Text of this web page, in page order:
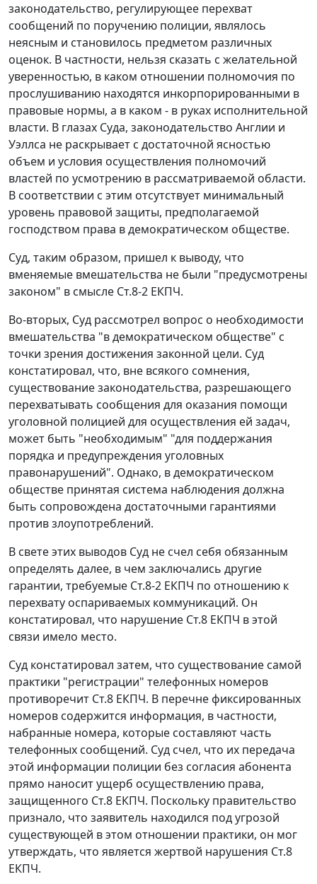
законодательство, регулирующее перехват
сообщений по поручению полиции, являлось
неясным и становилось предметом различных
оценок. В частности, нельзя сказать с желательной
уверенностью, в каком отношении полномочия по
прослушиванию находятся инкорпорированными в
правовые нормы, а в каком - в руках исполнительной
власти. В глазах Суда, законодательство Англии и
Уэллса не раскрывает с достаточной ясностью
объем и условия осуществления полномочий
властей по усмотрению в рассматриваемой области.
В соответствии с этим отсутствует минимальный
уровень правовой защиты, предполагаемой
господством права в демократическом обществе.
Суд, таким образом, пришел к выводу, что
вменяемые вмешательства не были "предусмотрены
законом" в смысле Ст.8-2 ЕКПЧ.
Во-вторых, Суд рассмотрел вопрос о необходимости
вмешательства "в демократическом обществе" с
точки зрения достижения законной цели. Суд
констатировал, что, вне всякого сомнения,
существование законодательства, разрешающего
перехватывать сообщения для оказания помощи
уголовной полицией для осуществления ей задач,
может быть "необходимым" "для поддержания
порядка и предупреждения уголовных
правонарушений". Однако, в демократическом
обществе принятая система наблюдения должна
быть сопровождена достаточными гарантиями
против злоупотреблений.
В свете этих выводов Суд не счел себя обязанным
определять далее, в чем заключались другие
гарантии, требуемые Ст.8-2 ЕКПЧ по отношению к
перехвату оспариваемых коммуникаций. Он
констатировал, что нарушение Ст.8 ЕКПЧ в этой
связи имело место.
Суд констатировал затем, что существование самой
практики "регистрации" телефонных номеров
противоречит Ст.8 ЕКПЧ. В перечне фиксированных
номеров содержится информация, в частности,
набранные номера, которые составляют часть
телефонных сообщений. Суд счел, что их передача
этой информации полиции без согласия абонента
прямо наносит ущерб осуществлению права,
защищенного Ст.8 ЕКПЧ. Поскольку правительство
признало, что заявитель находился под угрозой
существующей в этом отношении практики, он мог
утверждать, что является жертвой нарушения Ст.8
ЕКПЧ.